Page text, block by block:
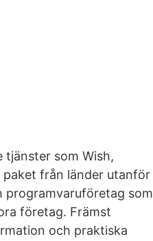
som Wish,
paket från länder utanför
programvaruföretag som
företag. Främst
och praktiska